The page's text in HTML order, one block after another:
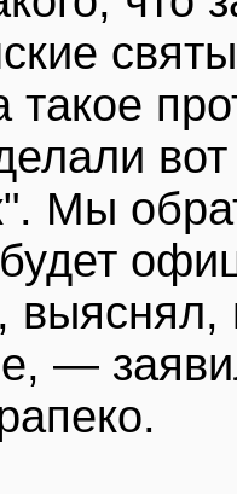
такое
Мы
выяснял,
—